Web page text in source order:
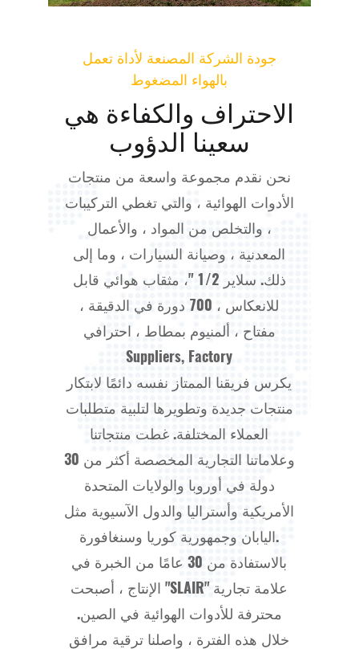
جودة الشركة المصنعة لأداة تعمل
بالهواء المضغوط
الاحتراف والكفاءة هي
سعينا الدؤوب
نحن نقدم مجموعة واسعة من منتجات
الأدوات الهوائية ، والتي تغطي التركيبات
، والتخلص من المواد ، والأعمال
المعدنية ، وصيانة السيارات ، وما إلى
ذلك.
سلاير 1/2 "، مثقاب هوائي قابل
للانعكاس ، 700 دورة في الدقيقة ،
مفتاح ، ألمنيوم بمطاط ، احترافي
Suppliers, Factory
يكرس فريقنا الممتاز نفسه دائمًا لابتكار
منتجات جديدة وتطويرها لتلبية متطلبات
العملاء المختلفة. غطت منتجاتنا
وعلاماتنا التجارية المخصصة أكثر من 30
دولة في أوروبا والولايات المتحدة
الأمريكية وأستراليا والدول الآسيوية مثل
اليابان وجمهورية كوريا وسنغافورة.
بالاستفادة من 30 عامًا من الخبرة في
الإنتاج ، أصبحت "SLAIR" علامة تجارية
محترفة للأدوات الهوائية في الصين.
خلال هذه الفترة ، واصلنا ترقية مرافق